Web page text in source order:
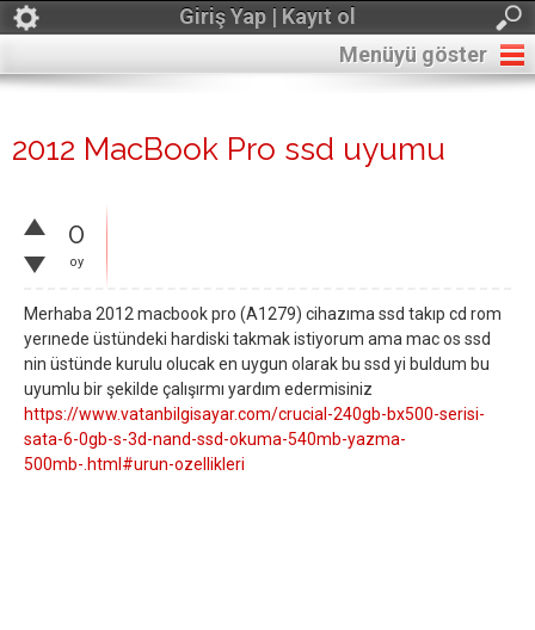
Giriş Yap | Kayıt ol
Menüyü göster
2012 MacBook Pro ssd uyumu
0
oy
Merhaba 2012 macbook pro (A1279) cihazıma ssd takıp cd rom
yerınede üstündeki hardiski takmak istiyorum ama mac os ssd
nin üstünde kurulu olucak en uygun olarak bu ssd yi buldum bu
uyumlu bir şekilde çalışırmı yardım edermisiniz
https://www.vatanbilgisayar.com/crucial-240gb-bx500-serisi-
sata-6-0gb-s-3d-nand-ssd-okuma-540mb-yazma-
500mb-.html#urun-ozellikleri